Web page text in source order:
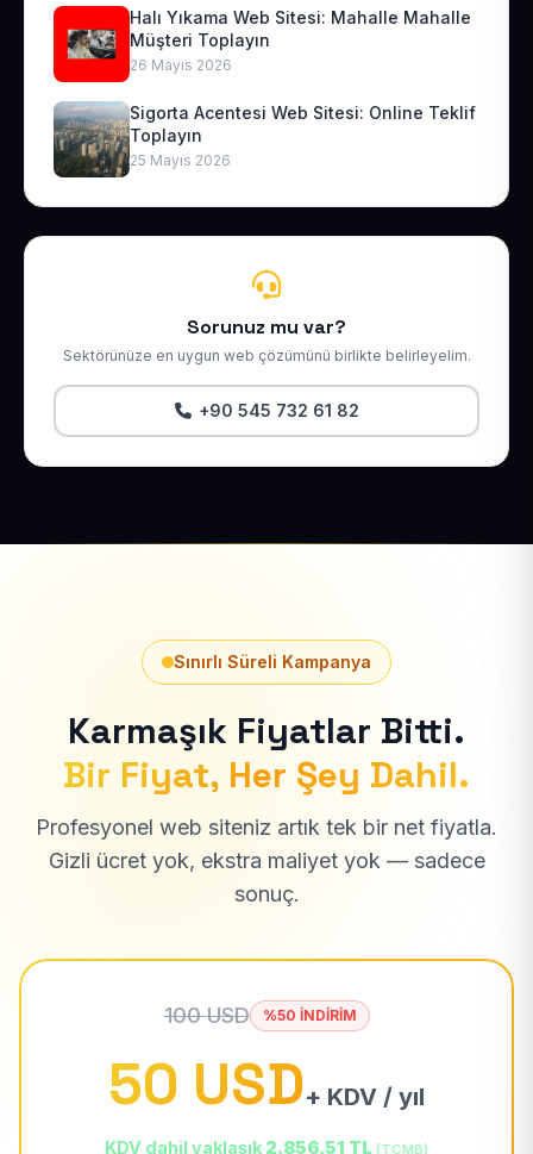
Halı Yıkama Web Sitesi: Mahalle Mahalle
Müşteri Toplayın
26 Mayıs 2026
Sigorta Acentesi Web Sitesi: Online Teklif
Toplayın
25 Mayıs 2026
Sorunuz mu var?
Sektörünüze en uygun web çözümünü birlikte belirleyelim.
+90 545 732 61 82
Sınırlı Süreli Kampanya
Karmaşık Fiyatlar Bitti.
Bir Fiyat, Her Şey Dahil.
Profesyonel web siteniz artık tek bir net fiyatla.
Gizli ücret yok, ekstra maliyet yok — sadece
sonuç.
100 USD %50 İNDİRİM
50 USD+ KDV / yıl
KDV dahil yaklaşık 2.856,51 TL (TCMB)